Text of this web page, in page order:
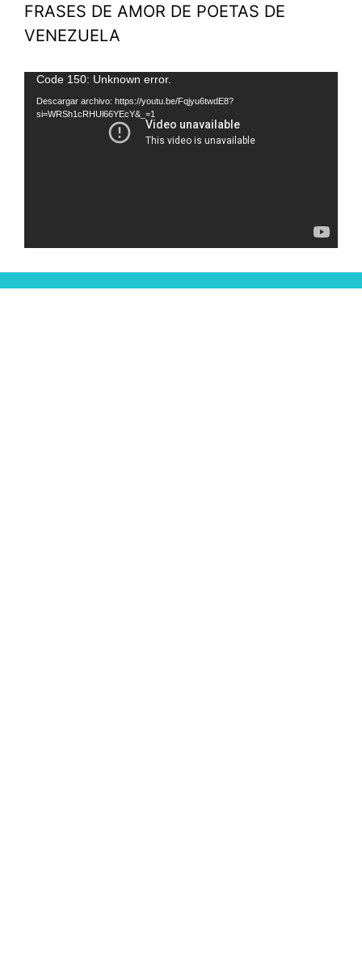
FRASES DE AMOR DE POETAS DE
VENEZUELA
Reproductor
de
vídeo
Code 150: Unknown error.
Descargar archivo: https://youtu.be/Fqjyu6twdE8?
si=WRSh1cRHUl66YEcY&_=1